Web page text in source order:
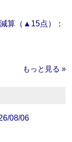
算（▲15点）：
もっと見る »
08/06